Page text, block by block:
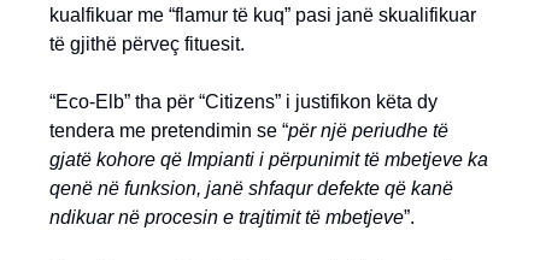
kualfikuar me “flamur të kuq” pasi janë skualifikuar
të gjithë përveç fituesit.
“Eco-Elb” tha për “Citizens” i justifikon këta dy
tendera me pretendimin se “për një periudhe të
gjatë kohore që Impianti i përpunimit të mbetjeve ka
qenë në funksion, janë shfaqur defekte që kanë
ndikuar në procesin e trajtimit të mbetjeve”.